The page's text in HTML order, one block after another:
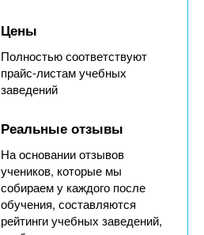
Цены
Полностью соответствуют
прайс-листам учебных
заведений
Реальные отзывы
На основании отзывов
учеников, которые мы
собираем у каждого после
обучения, составляются
рейтинги учебных заведений,